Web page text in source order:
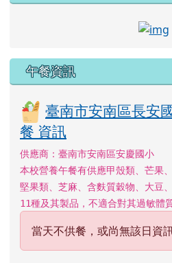
午餐資訊
臺南市安南區長安
餐 資訊
供應商：臺南市安南區安慶國小
本校營養午餐有供應甲殼類、芒果
堅果類、芝麻、含麩質穀物、大豆
11種及其製品，不適合對其過敏體
當天不供餐，或尚無該日資